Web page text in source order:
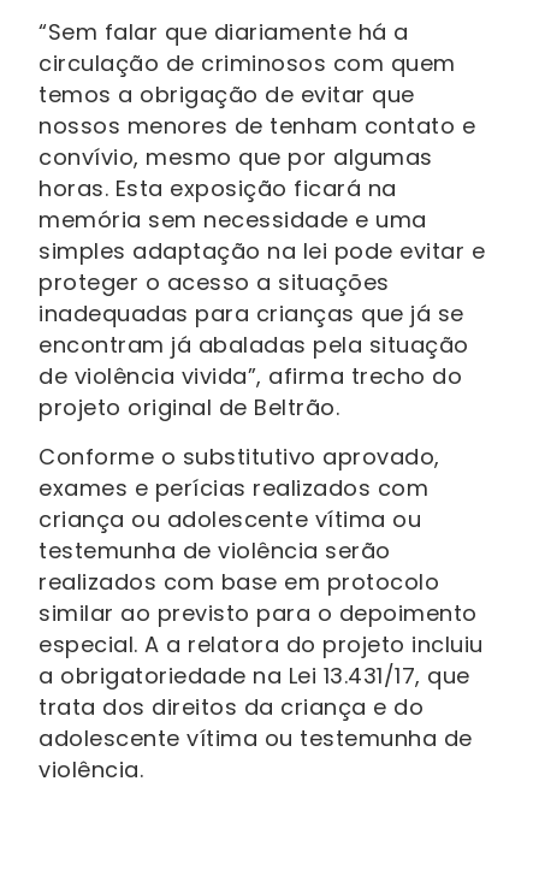
“Sem falar que diariamente há a
circulação de criminosos com quem
temos a obrigação de evitar que
nossos menores de tenham contato e
convívio, mesmo que por algumas
horas. Esta exposição ficará na
memória sem necessidade e uma
simples adaptação na lei pode evitar e
proteger o acesso a situações
inadequadas para crianças que já se
encontram já abaladas pela situação
de violência vivida”, afirma trecho do
projeto original de Beltrão.
Conforme o substitutivo aprovado,
exames e perícias realizados com
criança ou adolescente vítima ou
testemunha de violência serão
realizados com base em protocolo
similar ao previsto para o depoimento
especial. A a relatora do projeto incluiu
a obrigatoriedade na Lei 13.431/17, que
trata dos direitos da criança e do
adolescente vítima ou testemunha de
violência.